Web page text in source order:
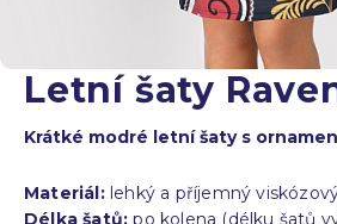
Letní šaty
Krátké modré letní šaty s
Materiál:lehký a příjemný
Délka šatů: po kolena (délku šatů